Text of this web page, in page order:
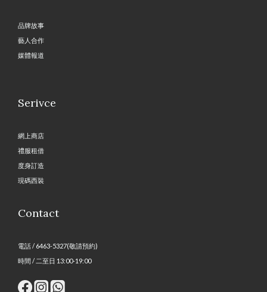
品牌故事
藝人合作
媒體報道
Serivce
網上商店
禮服租借
度身訂造
現碼西裝
Contact
電話 / 6463-5327(敬請預約)
時間 / 二至日 13:00-19:00